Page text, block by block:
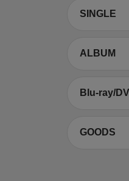
SINGLE
ALBUM
Blu-ray/
GOODS